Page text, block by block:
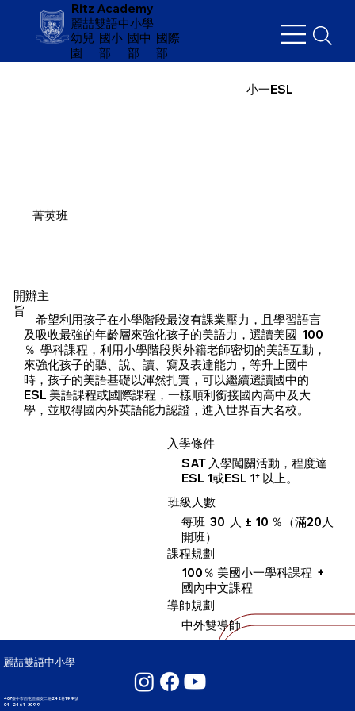
Ritz Academy
麗喆雙語中小學
幼兒
園
​國小
部
國中
部
國際
部
菁英班
小一ESL
​ 希望利用孩子在小學階段最沒有課業壓力，且學習語言
及吸收最強的年齡層來強化孩子的美語力，選讀美國 100
％ 學科課程，利用小學階段與外籍老師密切的美語互動，
來強化孩子的聽、說、讀、寫及表達能力，等升上國中
時，孩子的美語基礎以渾然扎實，可以繼續選讀國中的
ESL 美語課程或國際課程，一樣順利銜接國內高中及大
學，並取得國內外英語能力認證，進入世界百大名校。
開辦主
旨
SAT 入學闖關活動，程度達
ESL 1或ESL 1⁺ 以上。
入學條件
每班 30 人 ± 10 ％（滿20人
開班）
​班級人數
100％ 美國小一學科課程 +
國內中文課程
課程規劃
中外雙導師
導師規劃
麗喆雙語中小學
407臺中市西屯區國安二路242巷199號
04 - 2461 - 3099